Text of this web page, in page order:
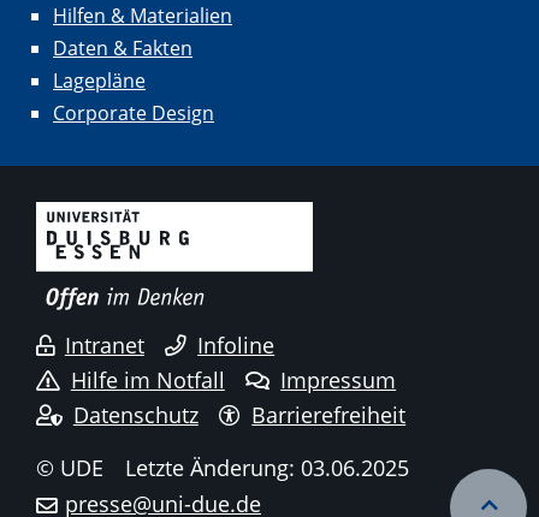
Hilfen & Materialien
Daten & Fakten
Lagepläne
Corporate Design
Intranet
Infoline
Hilfe im Notfall
Impressum
Datenschutz
Barrierefreiheit
© UDE
Letzte Änderung: 03.06.2025
presse@uni-due.de